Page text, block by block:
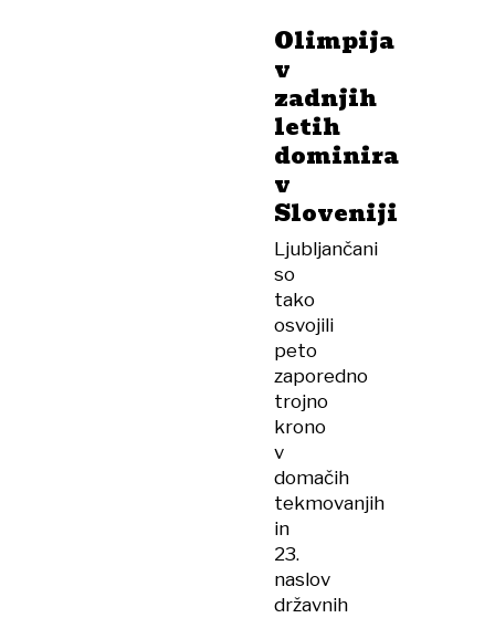
Olimpija
v
zadnjih
letih
dominira
v
Sloveniji
Ljubljančani
so
tako
osvojili
peto
zaporedno
trojno
krono
v
domačih
tekmovanjih
in
23.
naslov
državnih